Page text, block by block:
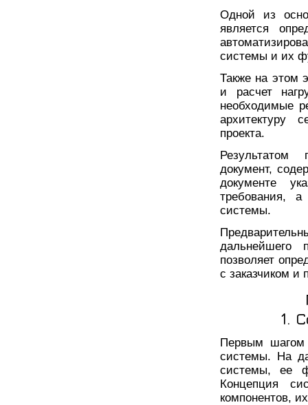
Одной из
является
системы и их
Также на этом
и расчет
необходимые
архитектуру
проекта.
Результатом
документ,
документе
требования, а
системы.
дальнейшего
позволяет
с заказчиком и
1.
Первым шагом
системы. На
системы, ее
Концепция
компонентов,